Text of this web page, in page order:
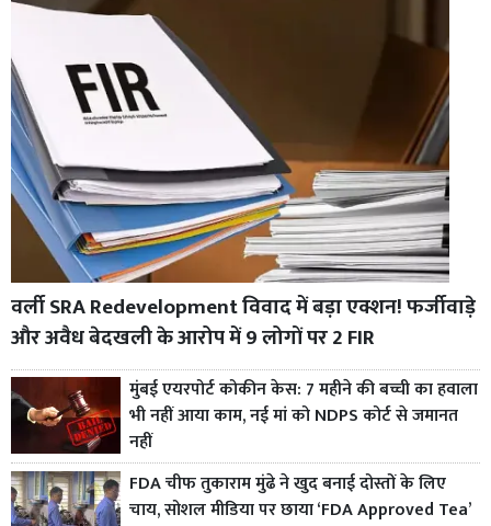
वर्ली SRA Redevelopment विवाद में बड़ा एक्शन! फर्जीवाड़े
और अवैध बेदखली के आरोप में 9 लोगों पर 2 FIR
मुंबई एयरपोर्ट कोकीन केस: 7 महीने की बच्ची का हवाला
भी नहीं आया काम, नई मां को NDPS कोर्ट से जमानत
नहीं
FDA चीफ तुकाराम मुंढे ने खुद बनाई दोस्तों के लिए
चाय, सोशल मीडिया पर छाया ‘FDA Approved Tea’